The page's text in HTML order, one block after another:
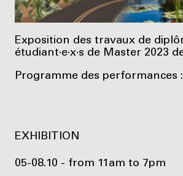
Exposition des travaux de
étudiant·e·x·s de Master 2023
Programme des performances
EXHIBITION
05-08.10 - from 11am to 7pm